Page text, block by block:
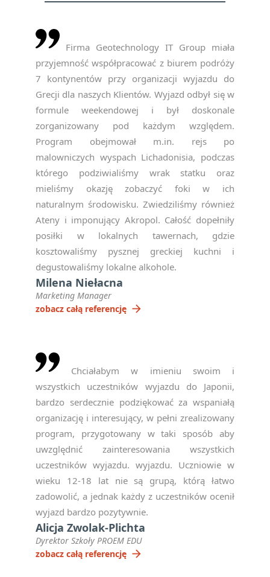
Firma Geotechnology IT Group miała
przyjemność współpracować z biurem podróży
7 kontynentów przy organizacji wyjazdu do
Grecji dla naszych Klientów. Wyjazd odbył się w
formule weekendowej i był doskonale
zorganizowany pod każdym względem.
Program obejmował m.in. rejs po
malowniczych wyspach Lichadonisia, podczas
którego podziwialiśmy wrak statku oraz
mieliśmy okazję zobaczyć foki w ich
naturalnym środowisku. Zwiedziliśmy również
Ateny i imponujący Akropol. Całość dopełniły
posiłki w lokalnych tawernach, gdzie
kosztowaliśmy pysznej greckiej kuchni i
degustowaliśmy lokalne alkohole.
Milena Niełacna
Marketing Manager
zobacz całą referencję arrow_forward
Chciałabym w imieniu swoim i
wszystkich uczestników wyjazdu do Japonii,
bardzo serdecznie podziękować za wspaniałą
organizację i interesujący, w pełni zrealizowany
program, przygotowany w taki sposób aby
uwzględnić zainteresowania wszystkich
uczestników wyjazdu. wyjazdu. Uczniowie w
wieku 12-18 lat nie są grupą, którą łatwo
zadowolić, a jednak każdy z uczestników ocenił
wyjazd bardzo pozytywnie.
Alicja Zwolak-Plichta
Dyrektor Szkoły PROEM EDU
zobacz całą referencję arrow_forward